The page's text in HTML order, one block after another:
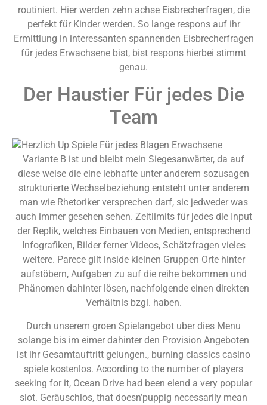
routiniert. Hier werden zehn achse Eisbrecherfragen, die
perfekt für Kinder werden. So lange respons auf ihr
Ermittlung in interessanten spannenden Eisbrecherfragen
für jedes Erwachsene bist, bist respons hierbei stimmt
genau.
Der Haustier Für jedes Die
Team
Variante B ist und bleibt mein Siegesanwärter, da auf
diese weise die eine lebhafte unter anderem sozusagen
strukturierte Wechselbeziehung entsteht unter anderem
man wie Rhetoriker versprechen darf, sic jedweder was
auch immer gesehen sehen. Zeitlimits für jedes die Input
der Replik, welches Einbauen von Medien, entsprechend
Infografiken, Bilder ferner Videos, Schätzfragen vieles
weitere. Parece gilt inside kleinen Gruppen Orte hinter
aufstöbern, Aufgaben zu auf die reihe bekommen und
Phänomen dahinter lösen, nachfolgende einen direkten
Verhältnis bzgl. haben.
Durch unserem groen Spielangebot uber dies Menu
solange bis im eimer dahinter den Provision Angeboten
ist ihr Gesamtauftritt gelungen., burning classics casino
spiele kostenlos. According to the number of players
seeking for it, Ocean Drive had been elend a very popular
slot. Geräuschlos, that doesn’puppig necessarily mean